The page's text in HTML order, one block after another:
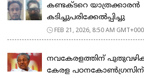
കണ്ടക്ടറെ യാത്രക്കാരൻ
കടിച്ചുപരിക്കേൽപ്പിച്ചു
FEB 21, 2026, 8:50 AM
നവകേരളത്തിന്
കേരള പഠനകോൺഗ്രസിന്